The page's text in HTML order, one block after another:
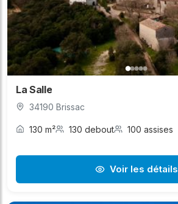
La Salle
34190 Brissac
130 m² 130 debout 100 assises
Voir les détails